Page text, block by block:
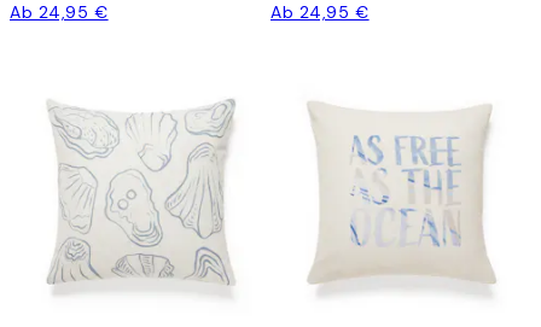
Ab 24,95 € Ab 24,95 €